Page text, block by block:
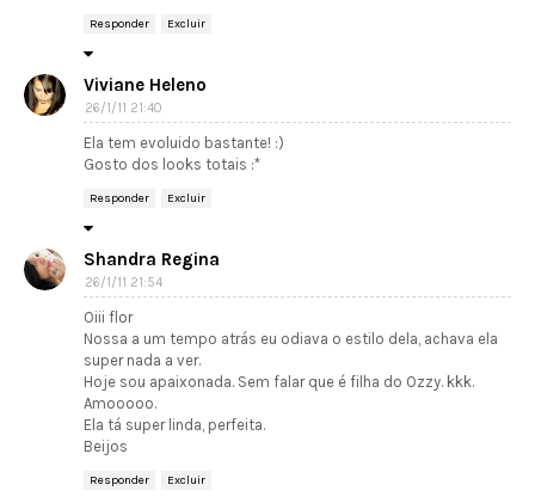
Responder Excluir
Viviane Heleno
26/1/11 21:40
Ela tem evoluido bastante! :)
Gosto dos looks totais :*
Responder Excluir
Shandra Regina
26/1/11 21:54
Oiii flor
Nossa a um tempo atrás eu odiava o estilo dela, achava ela
super nada a ver.
Hoje sou apaixonada. Sem falar que é filha do Ozzy. kkk.
Amooooo.
Ela tá super linda, perfeita.
Beijos
Responder Excluir